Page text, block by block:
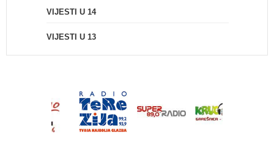
VIJESTI U 14
VIJESTI U 13